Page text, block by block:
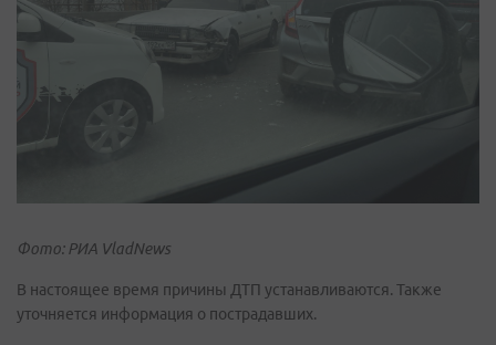
Фото: РИА VladNews
В настоящее время причины ДТП устанавливаются. Также
уточняется информация о пострадавших.